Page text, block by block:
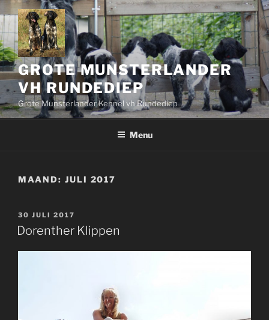
Ga
naar
de
inhoud
GROTE MUNSTERLANDER
VH RUNDEDIEP
Grote Munsterlander Kennel vh Rundediep
Menu
MAAND: JULI 2017
GEPLAATST
OP
30 JULI 2017
Dorenther Klippen